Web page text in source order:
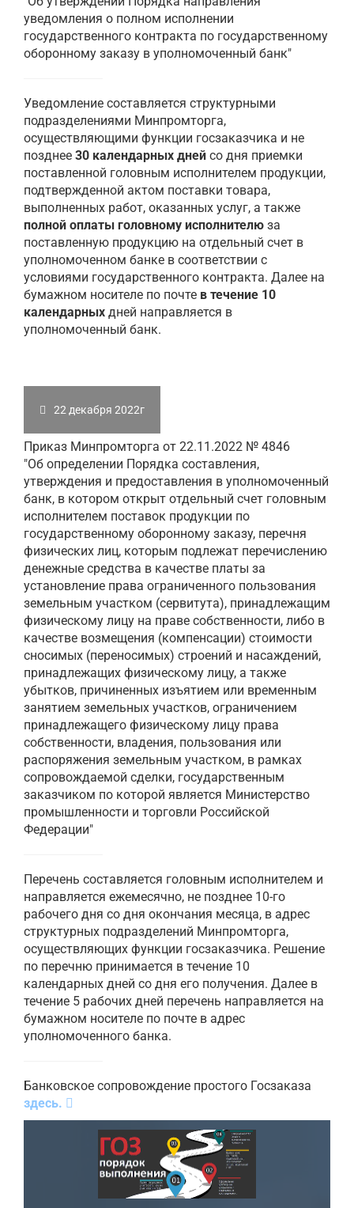
уведомления о полном исполнении
государственного контракта по государственному
оборонному заказу в уполномоченный банк"
Уведомление составляется структурными
подразделениями Минпромторга,
осуществляющими функции госзаказчика и не
позднее 30 календарных дней со дня приемки
поставленной головным исполнителем продукции,
подтвержденной актом поставки товара,
выполненных работ, оказанных услуг, а также
полной оплаты головному исполнителю за
поставленную продукцию на отдельный счет в
уполномоченном банке в соответствии с
условиями государственного контракта. Далее на
бумажном носителе по почте в течение 10
календарных дней направляется в
уполномоченный банк.
Приказ Минпромторга от 22.11.2022 № 4846
"Об определении Порядка составления,
утверждения и предоставления в уполномоченный
банк, в котором открыт отдельный счет головным
исполнителем поставок продукции по
государственному оборонному заказу, перечня
физических лиц, которым подлежат перечислению
денежные средства в качестве платы за
установление права ограниченного пользования
земельным участком (сервитута), принадлежащим
физическому лицу на праве собственности, либо в
качестве возмещения (компенсации) стоимости
сносимых (переносимых) строений и насаждений,
принадлежащих физическому лицу, а также
убытков, причиненных изъятием или временным
занятием земельных участков, ограничением
принадлежащего физическому лицу права
собственности, владения, пользования или
распоряжения земельным участком, в рамках
сопровождаемой сделки, государственным
заказчиком по которой является Министерство
промышленности и торговли Российской
Федерации"
22 декабря 2022г
Перечень составляется головным исполнителем и
направляется ежемесячно, не позднее 10-го
рабочего дня со дня окончания месяца, в адрес
структурных подразделений Минпромторга,
осуществляющих функции госзаказчика. Решение
по перечню принимается в течение 10
календарных дней со дня его получения. Далее в
течение 5 рабочих дней перечень направляется на
бумажном носителе по почте в адрес
уполномоченного банка.
Банковское сопровождение простого Госзаказа
здесь.